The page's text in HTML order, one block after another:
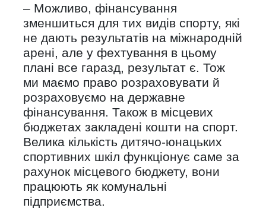
– Можливо, фінансування
зменшиться для тих видів спорту, які
не дають результатів на міжнародній
арені, але у фехтування в цьому
плані все гаразд, результат є. Тож
ми маємо право розраховувати й
розраховуємо на державне
фінансування. Також в місцевих
бюджетах закладені кошти на спорт.
Велика кількість дитячо-юнацьких
спортивних шкіл функціонує саме за
рахунок місцевого бюджету, вони
працюють як комунальні
підприємства.